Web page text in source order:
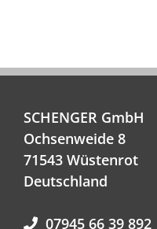
SCHENGER GmbH
Ochsenweide 8
71543 Wüstenrot
Deutschland
07945 66 39 892